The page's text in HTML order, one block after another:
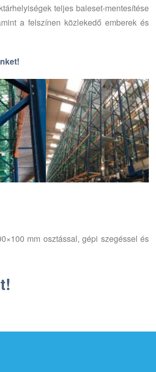
teljes baleset-mentesítése
a felszínen közlekedő emberek és
mm osztással, gépi szegéssel és